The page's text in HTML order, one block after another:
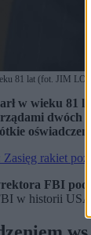
81 lat (fot. JIM
w wieku 81
dwóch
rakiet
FBI
w historii USA.